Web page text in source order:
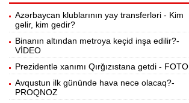
13:40
Azərbaycanda donuzlarla bağlı
monitorinqlər keçiriləcək -AQTA
13:23
Qabırğası sınıb ürəyinə girmişdi -
Kürəkəninə 10 il həbs verildi
Xocavəndə növbəti köç karvanı yola
salındı - FOTOLAR
Azərbaycan klublarının yay transferləri - Kim
gəlir, kim gedir?
Binanın altından metroya keçid inşa edilir?-
VİDEO
Prezidentlə xanımı Qırğızıstana getdi - FOTO
Avqustun ilk günündə hava necə olacaq?-
PROQNOZ